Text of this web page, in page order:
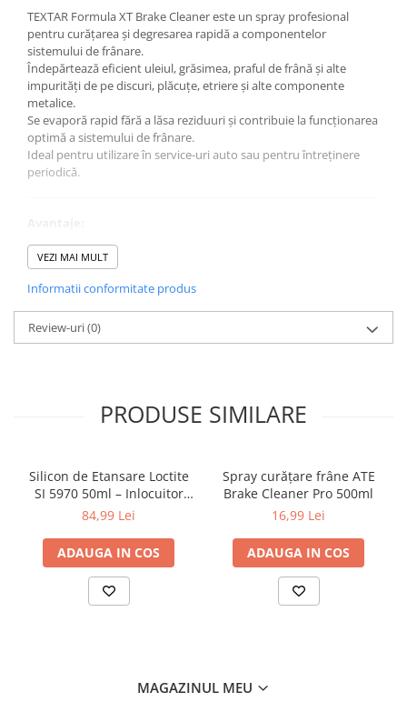
10W40
5W20
5W30
5W40
Ulei Transmisie
TEXTAR Formula XT Brake Cleaner este un spray profesional
pentru curățarea și degresarea rapidă a componentelor
sistemului de frânare.
Îndepărtează eficient uleiul, grăsimea, praful de frână și alte
impurități de pe discuri, plăcuțe, etriere și alte componente
metalice.
Se evaporă rapid fără a lăsa reziduuri și contribuie la funcționarea
optimă a sistemului de frânare.
Ideal pentru utilizare în service-uri auto sau pentru întreținere
periodică.
Elimină ulei, grăsime și praf de frână
Evaporare rapidă fără urme
Îmbunătățește performanța frânării
Utilizare profesională și DIY
Brand: TEXTAR
VEZI MAI MULT
Informatii conformitate produs
Review-uri(0)
PRODUSE SIMILARE
Silicon de Etansare Loctite
SI 5970 50ml – Inlocuitor
Garnituri Flanse, Rezistent
Minute, Metal si Plastic
84,99 Lei
ADAUGA IN COS
Spray curățare frâne ATE
Brake Cleaner Pro 500ml
16,99 Lei
ADAUGA IN COS
MAGAZINUL MEU